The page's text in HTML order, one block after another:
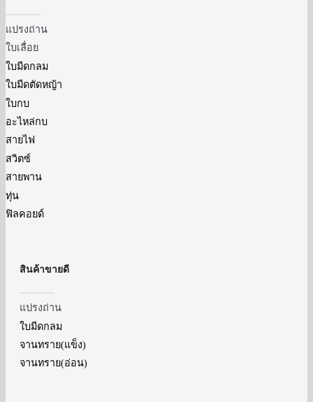
แปรงถ่าน
ใบเลื่อย
ใบมีดกลม
ใบมีดตัดหญ้า
ใบกบ
อะไหล่กบ
สายไฟ
สวิตซ์
สายพาน
ทุ่น
ฟิลคอยด์
สินค้าขายดี
แปรงถ่าน
ใบมีดกลม
จานทราย(แข็ง)
จานทราย(อ่อน)